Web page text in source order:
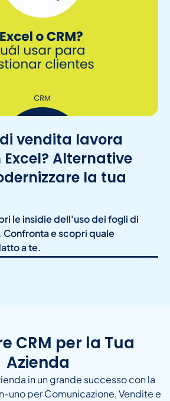
vendita lavora
Alternative
la tua
le insidie dell'uso dei fogli di
Confronta e scopri quale
a te.
CRM per la Tua
Azienda
in un grande successo con la
per Comunicazione, Vendite e